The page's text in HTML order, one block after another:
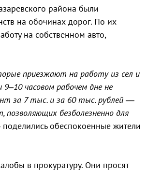
района были
на обочинах дорог. По их
на собственном авто,
приезжают на работу из сел и
часовом рабочем дне не
за 7 тыс. и за 60 тыс. рублей —
позволяющих безболезненно для
обеспокоенные жители
в прокуратуру. Они просят